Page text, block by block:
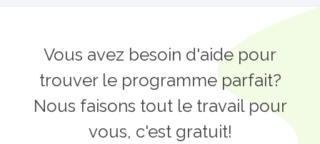
Vous avez besoin d'aide pour
trouver le programme parfait?
Nous faisons tout le travail pour
vous, c'est gratuit!